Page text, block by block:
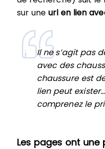
sur une url en lien
Il ne s’agit pas
avec des
chaussure est
lien peut
comprenez le
Les pages ont